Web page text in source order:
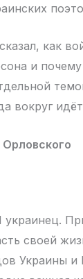
как
и
вокруг
своей
Украины